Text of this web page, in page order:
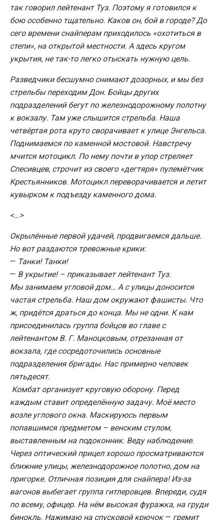
так говорил лейтенант Туз. Поэтому я готовился к
бою особенно тщательно. Каков он, бой в городе? До
сего времени снайперам приходилось «охотиться в
степи», на открытой местности. А здесь кругом
укрытия, не так-то легко отыскать нужную цель.
Разведчики бесшумно снимают дозорных, и мы без
стрельбы переходим Дон. Бойцы других
подразделений бегут по железнодорожному полотну
к вокзалу. Там уже слышится стрельба. Наша
четвёртая рота круто сворачивает к улице Энгельса.
Поднимаемся по каменной мостовой. Навстречу
мчится мотоцикл. По нему почти в упор стреляет
Спесивцев, строчит из своего «дегтяря» пулемётчик
Крестьянников. Мотоцикл переворачивается и летит
кувырком к подъезду каменного дома.
<…>
Окрылённые первой удачей, продвигаемся дальше.
Но вот раздаются тревожные крики:
— Танки! Танки!
— В укрытие! – приказывает лейтенант Туз.
Мы занимаем угловой дом… А с улицы доносится
частая стрельба. Наш дом окружают фашисты. Что
ж, придётся драться до конца. Мы не одни. К нам
присоединилась группа бойцов во главе с
лейтенантом В. Г. Маноцковым, отрезанная от
вокзала, где сосредоточились основные
подразделения бригады. Нас примерно человек
пятьдесят.
Комбат организует круговую оборону. Перед
каждым ставит определённую задачу. Моё место
возле углового окна. Маскируюсь первым
попавшимся предметом – венским стулом,
выставленным на подоконник. Веду наблюдение.
Через оптический прицел хорошо просматриваются
ближние улицы, железнодорожное полотно, дом на
пригорке. Отличная позиция для снайпера! Из-за
вагонов выбегает группа гитлеровцев. Впереди, судя
по всему, офицер. На нём высокая фуражка, на груди
бинокль. Нажимаю на спусковой крючок — гремит